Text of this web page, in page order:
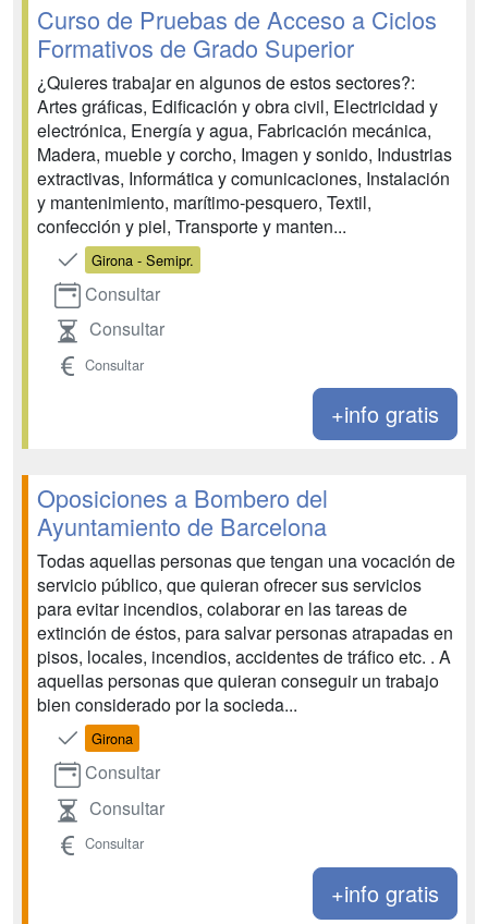
Curso de Pruebas de Acceso a Ciclos
Formativos de Grado Superior
¿Quieres trabajar en algunos de estos sectores?:
Artes gráficas, Edificación y obra civil, Electricidad y
electrónica, Energía y agua, Fabricación mecánica,
Madera, mueble y corcho, Imagen y sonido, Industrias
extractivas, Informática y comunicaciones, Instalación
y mantenimiento, marítimo-pesquero, Textil,
confección y piel, Transporte y manten...
Girona - Semipr.
Consultar
Consultar
Consultar
+info gratis
Oposiciones a Bombero del
Ayuntamiento de Barcelona
Todas aquellas personas que tengan una vocación de
servicio público, que quieran ofrecer sus servicios
para evitar incendios, colaborar en las tareas de
extinción de éstos, para salvar personas atrapadas en
pisos, locales, incendios, accidentes de tráfico etc. . A
aquellas personas que quieran conseguir un trabajo
bien considerado por la socieda...
Girona
Consultar
Consultar
Consultar
+info gratis